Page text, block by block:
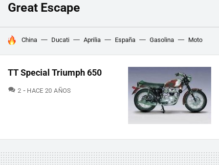
Great Escape
HOY SE HABLA DE
China Ducati Aprilia España Gasolina Moto
TT Special Triumph 650
2 COMENTARIOS
HACE 20 AÑOS